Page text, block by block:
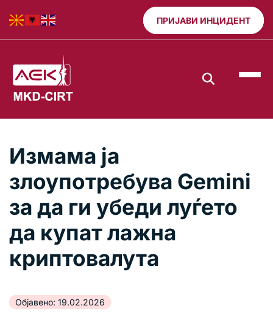
ПРИЈАВИ ИНЦИДЕНТ
Измама ја
злоупотребува Gemini
за да ги убеди луѓето
да купат лажна
криптовалута
Објавено: 19.02.2026